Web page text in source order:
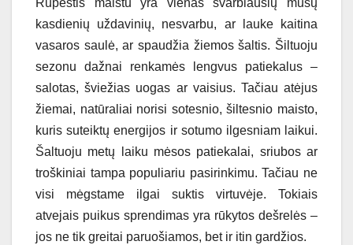
Rūpestis maistu yra vienas svarbiausių mūsų
kasdienių uždavinių, nesvarbu, ar lauke kaitina
vasaros saulė, ar spaudžia žiemos šaltis. Šiltuoju
sezonu dažnai renkamės lengvus patiekalus –
salotas, šviežias uogas ar vaisius. Tačiau atėjus
žiemai, natūraliai norisi sotesnio, šiltesnio maisto,
kuris suteiktų energijos ir sotumo ilgesniam laikui.
Šaltuoju metų laiku mėsos patiekalai, sriubos ar
troškiniai tampa populiariu pasirinkimu. Tačiau ne
visi mėgstame ilgai suktis virtuvėje. Tokiais
atvejais puikus sprendimas yra rūkytos dešrelės –
jos ne tik greitai paruošiamos, bet ir itin gardžios.